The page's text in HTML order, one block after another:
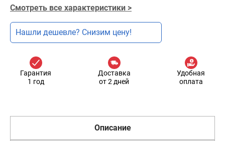
Смотреть все характеристики >
Нашли дешевле? Снизим цену!
Гарантия
1 год
Доставка
от 2 дней
Удобная
оплата
Описание